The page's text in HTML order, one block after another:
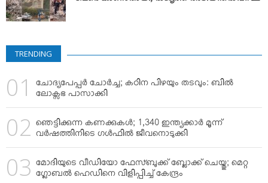
TRENDING
ചോദ്യപേപ്പര്‍ ചോര്‍ച്ച; കഠിന പിഴയും തടവും: ബില്‍
ലോക്സഭ പാസാക്കി
ഞെട്ടിക്കുന്ന കണക്കുകള്‍; 1,340 ഇന്ത്യക്കാര്‍ മൂന്ന്
വര്‍ഷത്തിനിടെ ഗള്‍ഫില്‍ ജീവനൊടുക്കി
മോദിയുടെ വീഡിയോ ഫേസ്ബുക്ക് ബ്ലോക്ക് ചെയ്തു; മെറ്റ
ഗ്ലോബല്‍ ഹെഡിനെ വിളിപ്പിച്ച് കേന്ദ്രം